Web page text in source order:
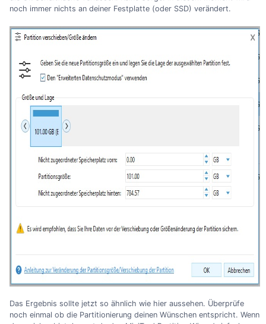
noch immer nichts an deiner Festplatte (oder SSD) verändert.
Das Ergebnis sollte jetzt so ähnlich wie hier aussehen. Überprüfe
noch einmal ob die Partitionierung deinen Wünschen entspricht. Wenn